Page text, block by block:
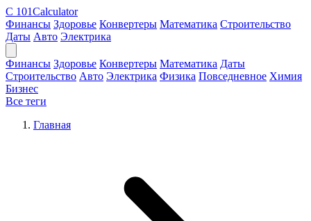
C 101Calculator
Финансы Здоровье Конвертеры Математика Строительство
Даты Авто Электрика
Финансы Здоровье Конвертеры Математика Даты
Строительство Авто Электрика Физика Повседневное Химия
Бизнес
Все теги
Главная